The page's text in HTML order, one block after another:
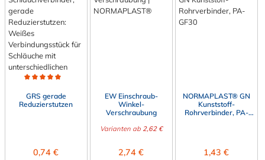
GRS gerade
Reduzierstutzen
Regulärer Preis:
0,74 €
EW Einschraub-
Winkel-
Verschraubung
Varianten ab2,62 €
Regulärer Preis:
2,74 €
NORMAPLAST® GN
Kunststoff-
Rohrverbinder, PA-
Regulärer Preis:
1,43 €